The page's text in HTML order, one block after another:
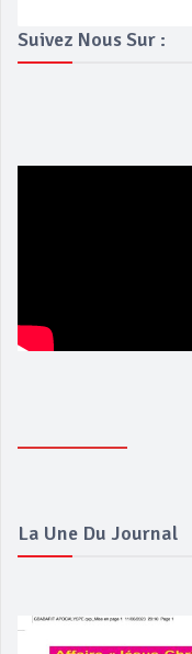
Suivez Nous Sur :
La Une Du Journal